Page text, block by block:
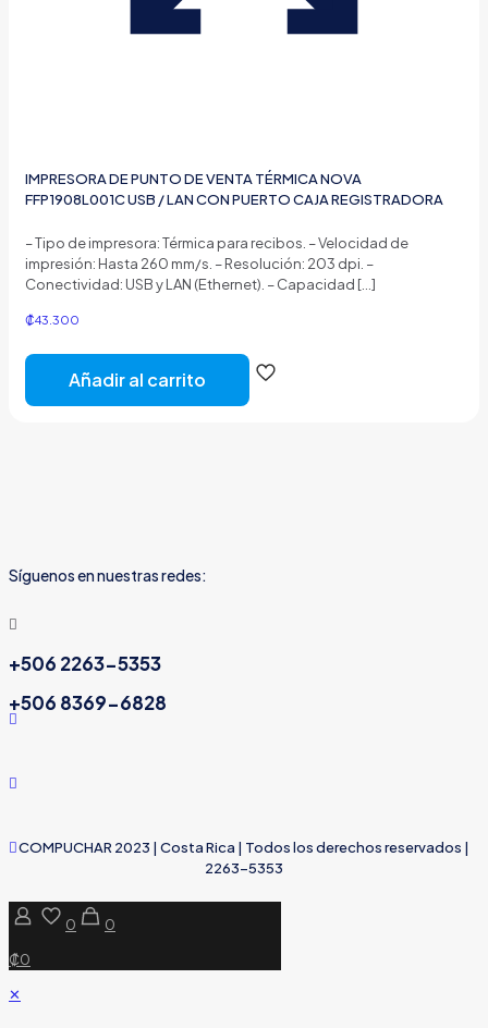
IMPRESORA DE PUNTO DE VENTA TÉRMICA NOVA
FFP1908L001C USB / LAN CON PUERTO CAJA REGISTRADORA
– Tipo de impresora: Térmica para recibos. – Velocidad de
impresión: Hasta 260 mm/s. – Resolución: 203 dpi. –
Conectividad: USB y LAN (Ethernet). – Capacidad […]
₡43.300
Añadir al carrito
Síguenos en nuestras redes:
+506 2263-5353
+506 8369-6828
COMPUCHAR 2023 | Costa Rica | Todos los derechos reservados |
2263-5353
0
0
₡0
✕